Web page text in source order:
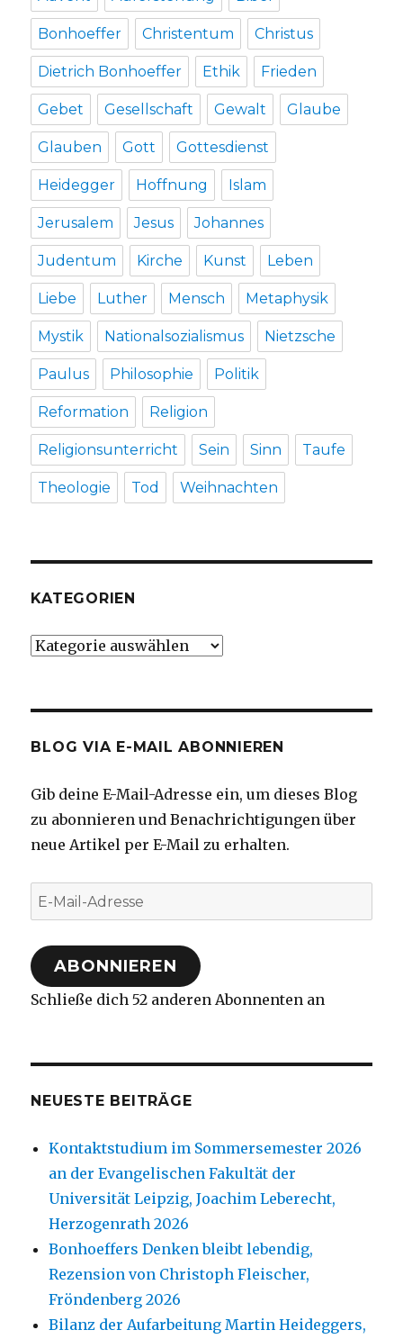
Bonhoeffer Christentum Christus
Dietrich Bonhoeffer Ethik Frieden
Gebet Gesellschaft Gewalt Glaube
Glauben Gott Gottesdienst
Heidegger Hoffnung Islam
Jerusalem Jesus Johannes
Judentum Kirche Kunst Leben
Liebe Luther Mensch Metaphysik
Mystik Nationalsozialismus Nietzsche
Paulus Philosophie Politik
Reformation Religion
Religionsunterricht Sein Sinn Taufe
Theologie Tod Weihnachten
KATEGORIEN
Kategorien
BLOG VIA E-MAIL ABONNIEREN
Gib deine E-Mail-Adresse ein, um dieses Blog
zu abonnieren und Benachrichtigungen über
neue Artikel per E-Mail zu erhalten.
E-
Mail-
Adresse
ABONNIEREN
Schließe dich 52 anderen Abonnenten an
NEUESTE BEITRÄGE
Kontaktstudium im Sommersemester 2026
an der Evangelischen Fakultät der
Universität Leipzig, Joachim Leberecht,
Herzogenrath 2026
Bonhoeffers Denken bleibt lebendig,
Rezension von Christoph Fleischer,
Fröndenberg 2026
Bilanz der Aufarbeitung Martin Heideggers,